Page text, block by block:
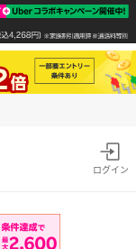
ログイン